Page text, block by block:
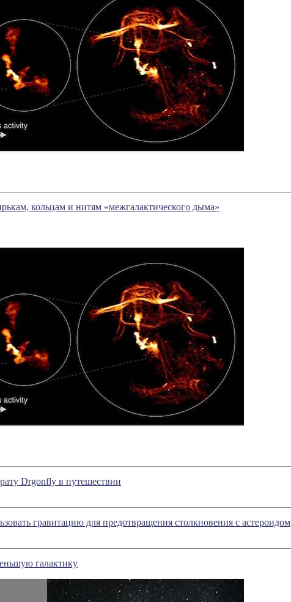
кольцам и нитям «межгалактического дыма»
Drgonfly в путешествии
гравитацию для предотвращения столкновения с астероидом
галактику